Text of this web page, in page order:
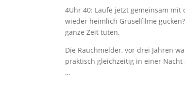
4Uhr 40: Laufe jetzt gemeinsam
wieder heimlich Gruselfilme
ganze Zeit tuten.
Die Rauchmelder, vor drei Jahren
praktisch gleichzeitig in einer
…